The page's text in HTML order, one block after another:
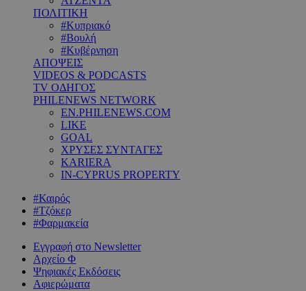
ΠΟΛΙΤΙΚΗ
#Κυπριακό
#Βουλή
#Κυβέρνηση
ΑΠΟΨΕΙΣ
VIDEOS & PODCASTS
TV ΟΔΗΓΟΣ
PHILENEWS NETWORK
EN.PHILENEWS.COM
LIKE
GOAL
ΧΡΥΣΕΣ ΣΥΝΤΑΓΕΣ
KARIERA
IN-CYPRUS PROPERTY
#Καιρός
#Τζόκερ
#Φαρμακεία
Εγγραφή στο Newsletter
Αρχείο Φ
Ψηφιακές Εκδόσεις
Αφιερώματα